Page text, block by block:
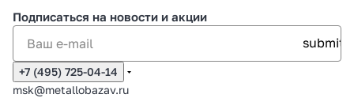
Подписаться на новости и акции
+7 (495) 725-04-14
msk@metallobazav.ru